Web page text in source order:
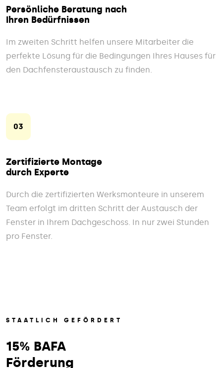
Persönliche Beratung nach
Ihren Bedürfnissen
Im zweiten Schritt helfen unsere Mitarbeiter die
perfekte Lösung für die Bedingungen Ihres Hauses für
den Dachfensteraustausch zu finden.
03
Zertifizierte Montage
durch Experte
Durch die zertifizierten Werksmonteure in unserem
Team erfolgt im dritten Schritt der Austausch der
Fenster in Ihrem Dachgeschoss. In nur zwei Stunden
pro Fenster.
STAATLICH GEFÖRDERT
15% BAFA
Förderung